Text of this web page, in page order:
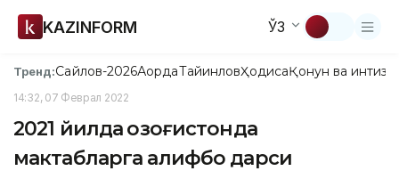
KAZINFORM ЎЗ
Тренд:Сайлов-2026АқордаТайинловҲодисаҚонун ва
14:32, 07 Феврал 2022
2021 йилда Қозоғистонда
мактабларга алифбо дарси